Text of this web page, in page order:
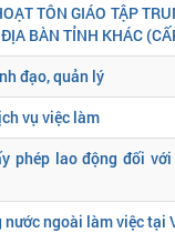
TÔN GIÁO TẬP
BÀN TỈNH KHÁC
đạo, quản lý
vụ việc làm
phép lao động đối
ngoài làm việc tại